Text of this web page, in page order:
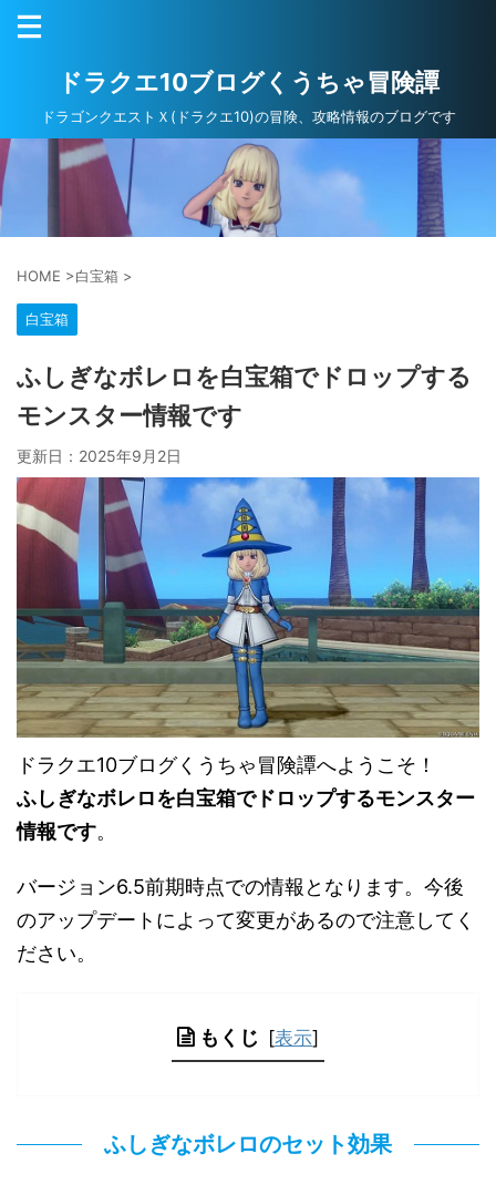
ドラクエ10ブログくうちゃ冒険譚
ドラゴンクエストＸ(ドラクエ10)の冒険、攻略情報のブログです
HOME >白宝箱 >
白宝箱
ふしぎなボレロを白宝箱でドロップする
モンスター情報です
更新日： 2025年9月2日
ドラクエ10ブログくうちゃ冒険譚へようこそ！
ふしぎなボレロを白宝箱でドロップするモンスター
情報です。
バージョン6.5前期時点での情報となります。今後
のアップデートによって変更があるので注意してく
ださい。
もくじ [表示]
ふしぎなボレロのセット効果